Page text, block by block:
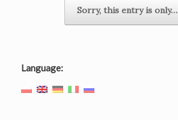
Sorry, this entry is only…
Language: